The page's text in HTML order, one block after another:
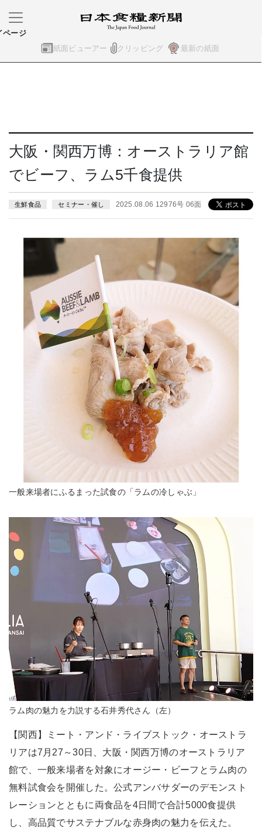
紙面ビューアー クリッピング 最新の紙面
ページ
大阪・関西万博：オーストラリア館
でビーフ、ラム5千食提供
生鮮食品 セミナー・催し 2025.08.06 12976号 06面
一般来場者にふるまった試食の「ラムの冷しゃぶ」
ラム肉の魅力を力説する石井秀代さん（左）
【関西】ミート・アンド・ライブストック・オーストラ
リアは7月27～30日、大阪・関西万博のオーストラリア
館で、一般来場者を対象にオージー・ビーフとラム肉の
無料試食会を開催した。公式アンバサダーのデモンスト
レーションとともに両食品を4日間で合計5000食提供
し、高品質でサステナブルな赤身肉の魅力を伝えた。